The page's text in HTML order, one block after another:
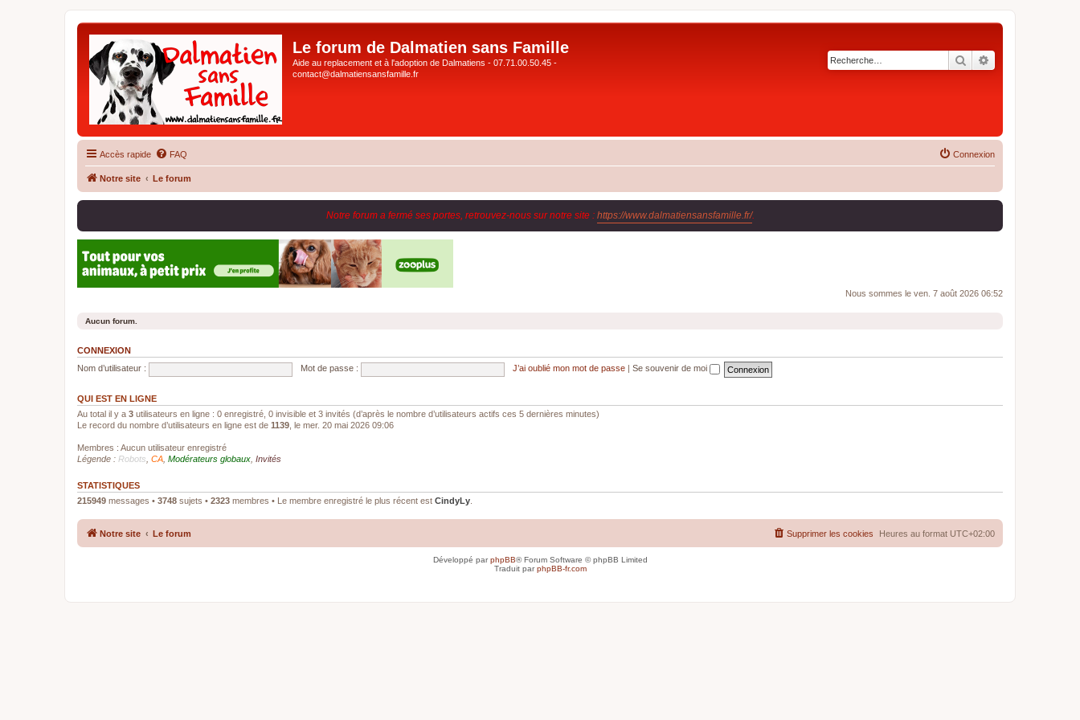
Le forum de Dalmatien sans Famille
Aide au replacement et à l'adoption de Dalmatiens - 07.71.00.50.45 -
contact@dalmatiensansfamille.fr
Rechercher
Accès rapide FAQ Connexion
Notre site Le forum
Notre forum a fermé ses portes, retrouvez-nous sur notre site : https://www.dalmatiensansfamille.fr/.
Nous sommes le ven. 7 août 2026 06:52
Aucun forum.
CONNEXION
Nom d’utilisateur :
Mot de passe : J’ai oublié mon mot de passe Se souvenir de moi
QUI EST EN LIGNE
Au total il y a 3 utilisateurs en ligne : 0 enregistré, 0 invisible et 3 invités (d’après le nombre d’utilisateurs actifs ces 5 dernières minutes)
Le record du nombre d’utilisateurs en ligne est de 1139 , le mer. 20 mai 2026 09:06
Membres : Aucun utilisateur enregistré
Légende : Robots CA Modérateurs globaux Invités
STATISTIQUES
215949 messages • 3748 sujets • 2323 membres • Le membre enregistré le plus récent est CindyLy
Notre site Le forum Heures au format UTC+02:00
Supprimer les cookies
Développé parphpBB® Forum Software © phpBB Limited
Traduit parphpBB-fr.com